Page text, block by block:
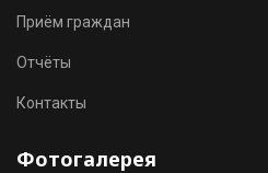
Приём граждан
Отчёты
Контакты
Фотогалерея